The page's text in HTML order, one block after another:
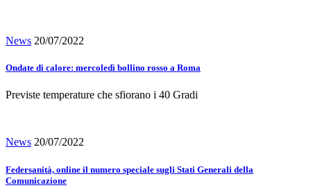
News 20/07/2022
Ondate di calore: mercoledì bollino rosso a Roma
Previste temperature che sfiorano i 40 Gradi
News 20/07/2022
Federsanità, online il numero speciale sugli Stati Generali della
Comunicazione